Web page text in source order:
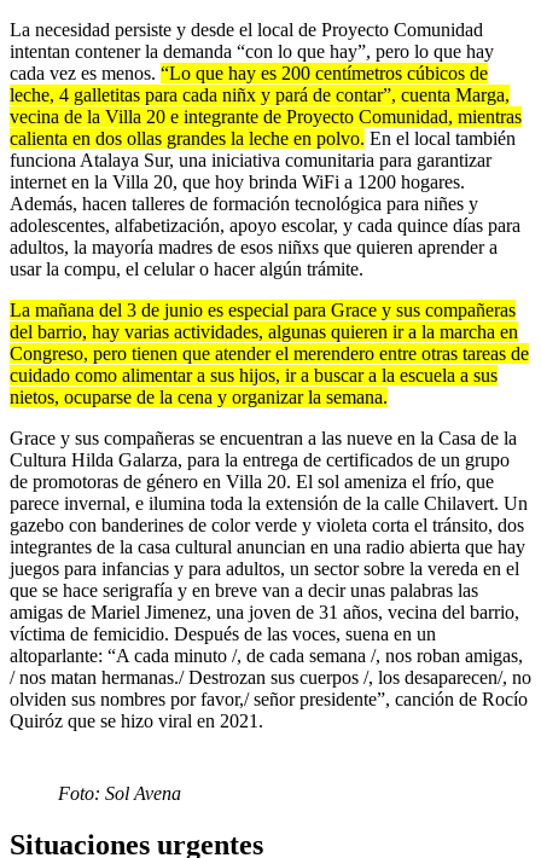
La necesidad persiste y desde el local de Proyecto Comunidad
intentan contener la demanda “con lo que hay”, pero lo que hay
cada vez es menos. “Lo que hay es 200 centímetros cúbicos de
leche, 4 galletitas para cada niñx y pará de contar”, cuenta Marga,
vecina de la Villa 20 e integrante de Proyecto Comunidad, mientras
calienta en dos ollas grandes la leche en polvo. En el local también
funciona Atalaya Sur, una iniciativa comunitaria para garantizar
internet en la Villa 20, que hoy brinda WiFi a 1200 hogares.
Además, hacen talleres de formación tecnológica para niñes y
adolescentes, alfabetización, apoyo escolar, y cada quince días para
adultos, la mayoría madres de esos niñxs que quieren aprender a
usar la compu, el celular o hacer algún trámite.
La mañana del 3 de junio es especial para Grace y sus compañeras
del barrio, hay varias actividades, algunas quieren ir a la marcha en
Congreso, pero tienen que atender el merendero entre otras tareas de
cuidado como alimentar a sus hijos, ir a buscar a la escuela a sus
nietos, ocuparse de la cena y organizar la semana.
Grace y sus compañeras se encuentran a las nueve en la Casa de la
Cultura Hilda Galarza, para la entrega de certificados de un grupo
de promotoras de género en Villa 20. El sol ameniza el frío, que
parece invernal, e ilumina toda la extensión de la calle Chilavert. Un
gazebo con banderines de color verde y violeta corta el tránsito, dos
integrantes de la casa cultural anuncian en una radio abierta que hay
juegos para infancias y para adultos, un sector sobre la vereda en el
que se hace serigrafía y en breve van a decir unas palabras las
amigas de Mariel Jimenez, una joven de 31 años, vecina del barrio,
víctima de femicidio. Después de las voces, suena en un
altoparlante: “A cada minuto /, de cada semana /, nos roban amigas,
/ nos matan hermanas./ Destrozan sus cuerpos /, los desaparecen/, no
olviden sus nombres por favor,/ señor presidente”, canción de Rocío
Quiróz que se hizo viral en 2021.
Foto: Sol Avena
Situaciones urgentes